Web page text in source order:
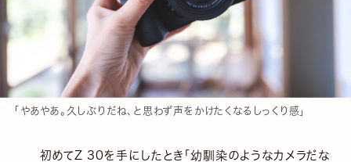
「やあやあ。久しぶりだね、と思わず声をかけたくなるしっくり感」
初めてZ 30を手にしたとき「幼馴染のようなカメラだな